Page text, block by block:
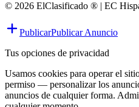
© 2026 ElClasificado ® | EC
PublicarPublicar Anuncio
Tus opciones de privacidad
Usamos cookies para operar el
permiso — personalizar los
anuncios de cualquier forma.